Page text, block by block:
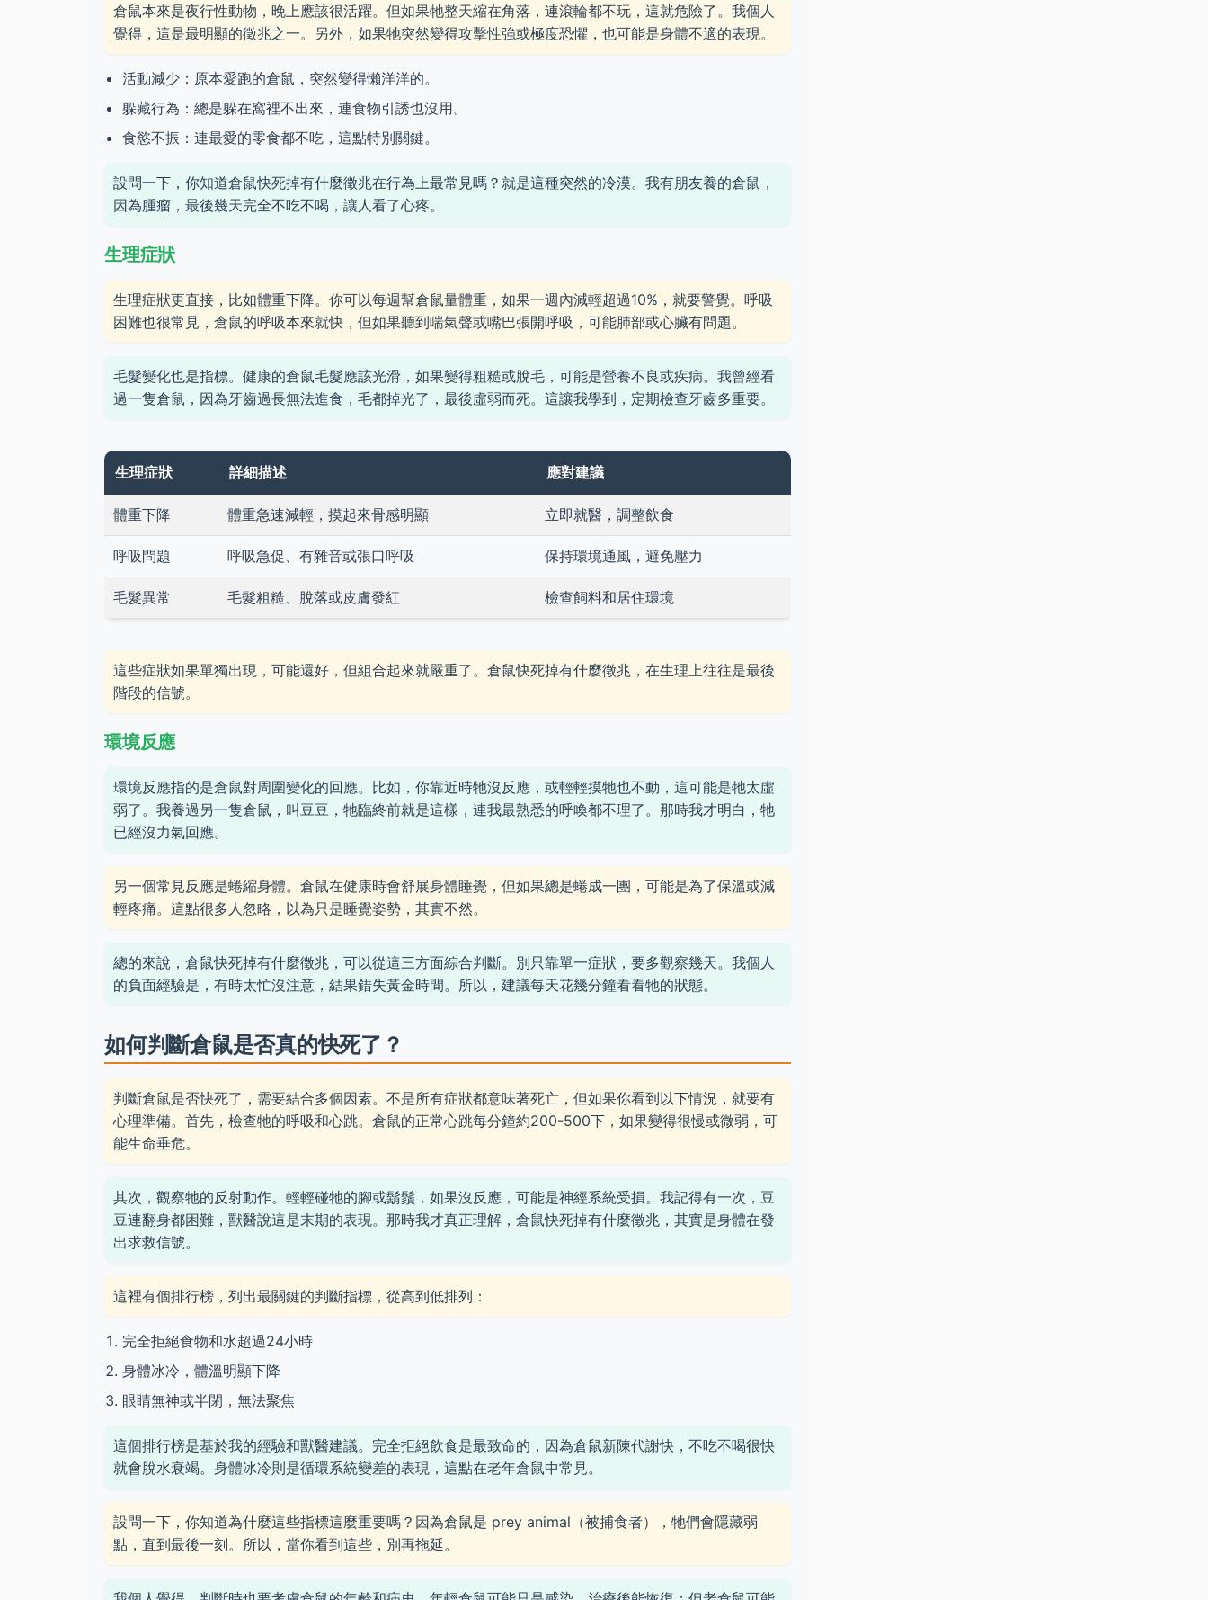
倉鼠本來是夜行性動物，晚上應該很活躍。但如果牠整天縮在角落，連滾輪都不玩，這就危險了。我個人
覺得，這是最明顯的徵兆之一。另外，如果牠突然變得攻擊性強或極度恐懼，也可能是身體不適的表現。
活動減少：原本愛跑的倉鼠，突然變得懶洋洋的。
躲藏行為：總是躲在窩裡不出來，連食物引誘也沒用。
食慾不振：連最愛的零食都不吃，這點特別關鍵。
設問一下，你知道倉鼠快死掉有什麼徵兆在行為上最常見嗎？就是這種突然的冷漠。我有朋友養的倉鼠，
因為腫瘤，最後幾天完全不吃不喝，讓人看了心疼。
生理症狀
生理症狀更直接，比如體重下降。你可以每週幫倉鼠量體重，如果一週內減輕超過10%，就要警覺。呼吸
困難也很常見，倉鼠的呼吸本來就快，但如果聽到喘氣聲或嘴巴張開呼吸，可能肺部或心臟有問題。
毛髮變化也是指標。健康的倉鼠毛髮應該光滑，如果變得粗糙或脫毛，可能是營養不良或疾病。我曾經看
過一隻倉鼠，因為牙齒過長無法進食，毛都掉光了，最後虛弱而死。這讓我學到，定期檢查牙齒多重要。
生理症狀 詳細描述 應對建議
體重下降 體重急速減輕，摸起來骨感明顯 立即就醫，調整飲食
呼吸問題 呼吸急促、有雜音或張口呼吸 保持環境通風，避免壓力
毛髮異常 毛髮粗糙、脫落或皮膚發紅 檢查飼料和居住環境
這些症狀如果單獨出現，可能還好，但組合起來就嚴重了。倉鼠快死掉有什麼徵兆，在生理上往往是最後
階段的信號。
環境反應
環境反應指的是倉鼠對周圍變化的回應。比如，你靠近時牠沒反應，或輕輕摸牠也不動，這可能是牠太虛
弱了。我養過另一隻倉鼠，叫豆豆，牠臨終前就是這樣，連我最熟悉的呼喚都不理了。那時我才明白，牠
已經沒力氣回應。
另一個常見反應是蜷縮身體。倉鼠在健康時會舒展身體睡覺，但如果總是蜷成一團，可能是為了保溫或減
輕疼痛。這點很多人忽略，以為只是睡覺姿勢，其實不然。
總的來說，倉鼠快死掉有什麼徵兆，可以從這三方面綜合判斷。別只靠單一症狀，要多觀察幾天。我個人
的負面經驗是，有時太忙沒注意，結果錯失黃金時間。所以，建議每天花幾分鐘看看牠的狀態。
如何判斷倉鼠是否真的快死了？
判斷倉鼠是否快死了，需要結合多個因素。不是所有症狀都意味著死亡，但如果你看到以下情況，就要有
心理準備。首先，檢查牠的呼吸和心跳。倉鼠的正常心跳每分鐘約200-500下，如果變得很慢或微弱，可
能生命垂危。
其次，觀察牠的反射動作。輕輕碰牠的腳或鬍鬚，如果沒反應，可能是神經系統受損。我記得有一次，豆
豆連翻身都困難，獸醫說這是末期的表現。那時我才真正理解，倉鼠快死掉有什麼徵兆，其實是身體在發
出求救信號。
這裡有個排行榜，列出最關鍵的判斷指標，從高到低排列：
完全拒絕食物和水超過24小時
身體冰冷，體溫明顯下降
眼睛無神或半閉，無法聚焦
這個排行榜是基於我的經驗和獸醫建議。完全拒絕飲食是最致命的，因為倉鼠新陳代謝快，不吃不喝很快
就會脫水衰竭。身體冰冷則是循環系統變差的表現，這點在老年倉鼠中常見。
設問一下，你知道為什麼這些指標這麼重要嗎？因為倉鼠是 prey animal（被捕食者），牠們會隱藏弱
點，直到最後一刻。所以，當你看到這些，別再拖延。